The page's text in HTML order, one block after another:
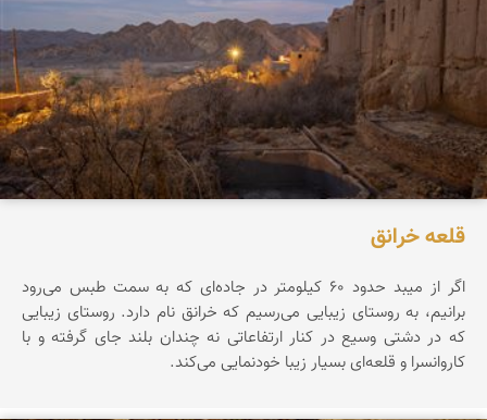
قلعه خرانق
اگر از میبد حدود ۶۰ کیلومتر در جاده‌ای که به سمت طبس می‌رود
برانیم، به روستای زیبایی می‌رسیم که خرانق نام دارد. روستای زیبایی
که در دشتی وسیع در کنار ارتفاعاتی نه چندان بلند جای گرفته و با
کاروانسرا و قلعه‌ای بسیار زیبا خودنمایی می‌کند.